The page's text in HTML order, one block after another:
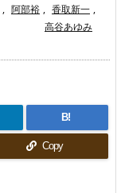
, 阿部裕 , 香取新一 ,
高谷あゆみ
B!
Copy